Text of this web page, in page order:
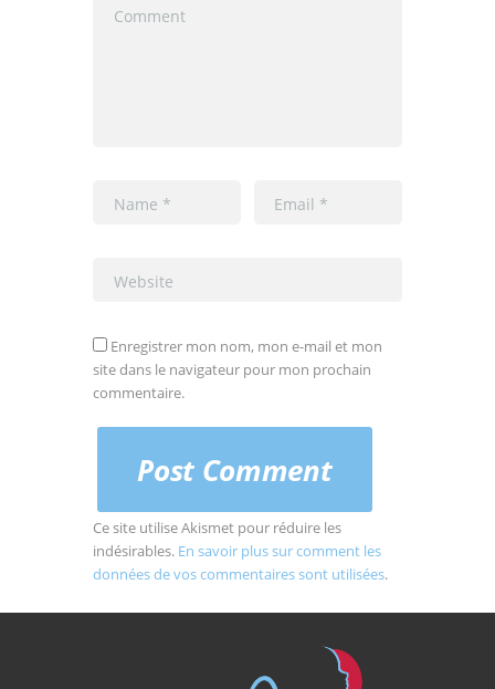
Enregistrer mon nom, mon e-mail et mon
site dans le navigateur pour mon prochain
commentaire.
Ce site utilise Akismet pour réduire les
indésirables. En savoir plus sur comment les
données de vos commentaires sont utilisées.